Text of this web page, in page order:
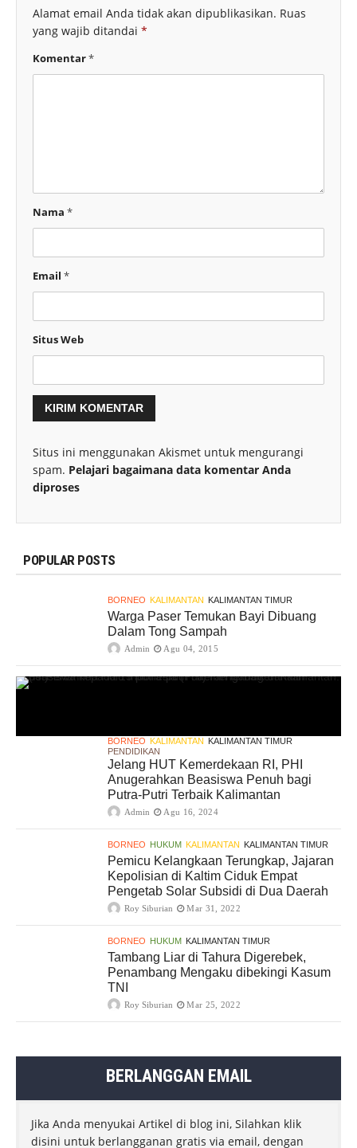
Alamat email Anda tidak akan dipublikasikan. Ruas
yang wajib ditandai *
Komentar*
Nama *
Email *
Situs Web
Situs ini menggunakan Akismet untuk mengurangi
spam. Pelajari bagaimana data komentar Anda
diproses
POPULAR POSTS
BORNEO KALIMANTAN KALIMANTAN TIMUR
Warga Paser Temukan Bayi Dibuang
Dalam Tong Sampah
Admin Agu 04, 2015
BORNEO KALIMANTAN KALIMANTAN TIMUR
PENDIDIKAN
Jelang HUT Kemerdekaan RI, PHI
Anugerahkan Beasiswa Penuh bagi
Putra-Putri Terbaik Kalimantan
Admin Agu 16, 2024
BORNEO HUKUM KALIMANTAN KALIMANTAN TIMUR
Pemicu Kelangkaan Terungkap, Jajaran
Kepolisian di Kaltim Ciduk Empat
Pengetab Solar Subsidi di Dua Daerah
Roy Siburian Mar 31, 2022
BORNEO HUKUM KALIMANTAN TIMUR
Tambang Liar di Tahura Digerebek,
Penambang Mengaku dibekingi Kasum
TNI
Roy Siburian Mar 25, 2022
BERLANGGAN EMAIL
Jika Anda menyukai Artikel di blog ini, Silahkan klik
disini untuk berlangganan gratis via email, dengan